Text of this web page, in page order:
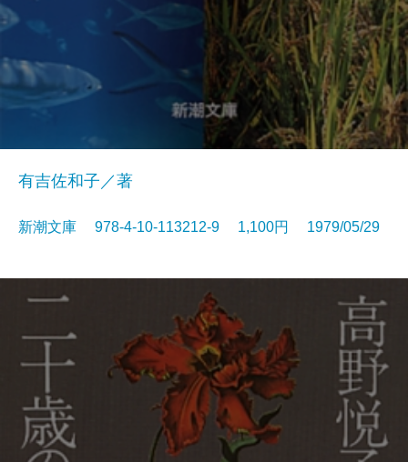
有吉佐和子／著
新潮文庫 978-4-10-113212-9 1,100円 1979/05/29